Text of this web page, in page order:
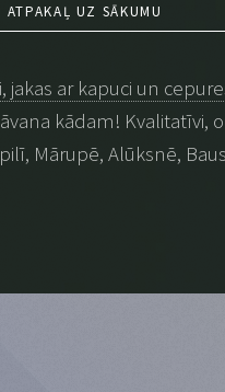
ATPAKAĻ UZ SĀKUMU
ar kapuci un
kādam! Kvalitatīvi,
Mārupē, Alūksnē,